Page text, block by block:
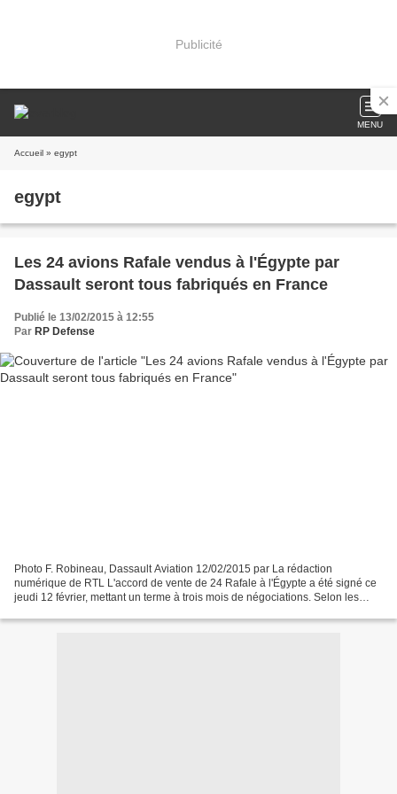
Publicité
MENU
Accueil » egypt
egypt
Les 24 avions Rafale vendus à l'Égypte par
Dassault seront tous fabriqués en France
Publié le 13/02/2015 à 12:55
Par RP Defense
Photo F. Robineau, Dassault Aviation 12/02/2015 par La rédaction
numérique de RTL L'accord de vente de 24 Rafale à l'Égypte a été signé ce
jeudi 12 février, mettant un terme à trois mois de négociations. Selon les